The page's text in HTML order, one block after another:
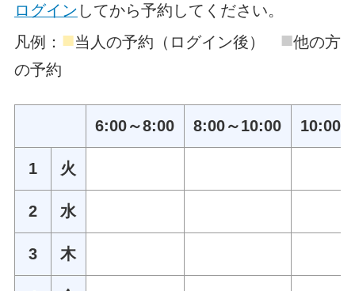
ログイン してから予約してください。
凡例： ■当人の予約（ログイン後） ■他の方
の予約
6:00～8:00 8:00～10:00 10:00
1 火
2 水
3 木